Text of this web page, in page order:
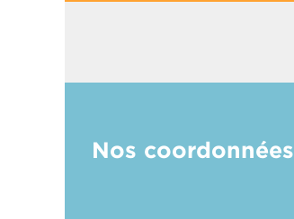
Nos coordonnées